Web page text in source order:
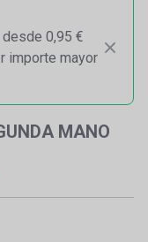
0,95 €
importe mayor
MANO